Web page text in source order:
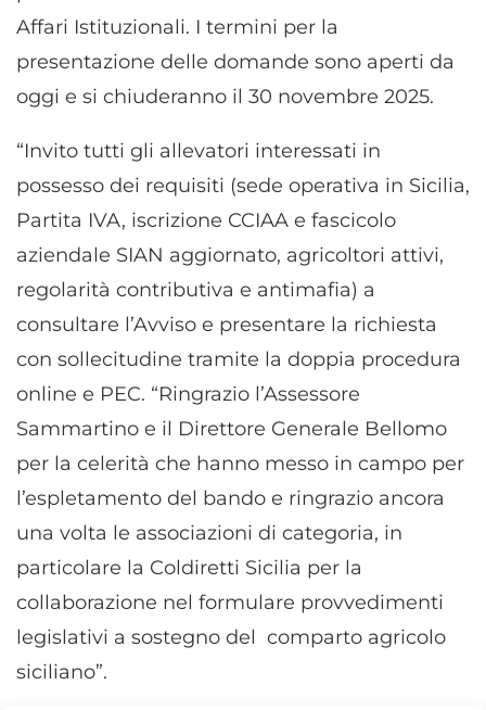
Affari Istituzionali. I termini per la
presentazione delle domande sono aperti da
oggi e si chiuderanno il 30 novembre 2025.
“Invito tutti gli allevatori interessati in
possesso dei requisiti (sede operativa in Sicilia,
Partita IVA, iscrizione CCIAA e fascicolo
aziendale SIAN aggiornato, agricoltori attivi,
regolarità contributiva e antimafia) a
consultare l’Avviso e presentare la richiesta
con sollecitudine tramite la doppia procedura
online e PEC. “Ringrazio l’Assessore
Sammartino e il Direttore Generale Bellomo
per la celerità che hanno messo in campo per
l’espletamento del bando e ringrazio ancora
una volta le associazioni di categoria, in
particolare la Coldiretti Sicilia per la
collaborazione nel formulare provvedimenti
legislativi a sostegno del comparto agricolo
siciliano”.